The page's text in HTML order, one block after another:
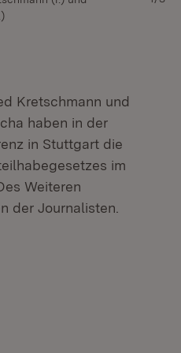
Kretschmann und
haben in der
in Stuttgart die
im
Weiteren
der Journalisten.